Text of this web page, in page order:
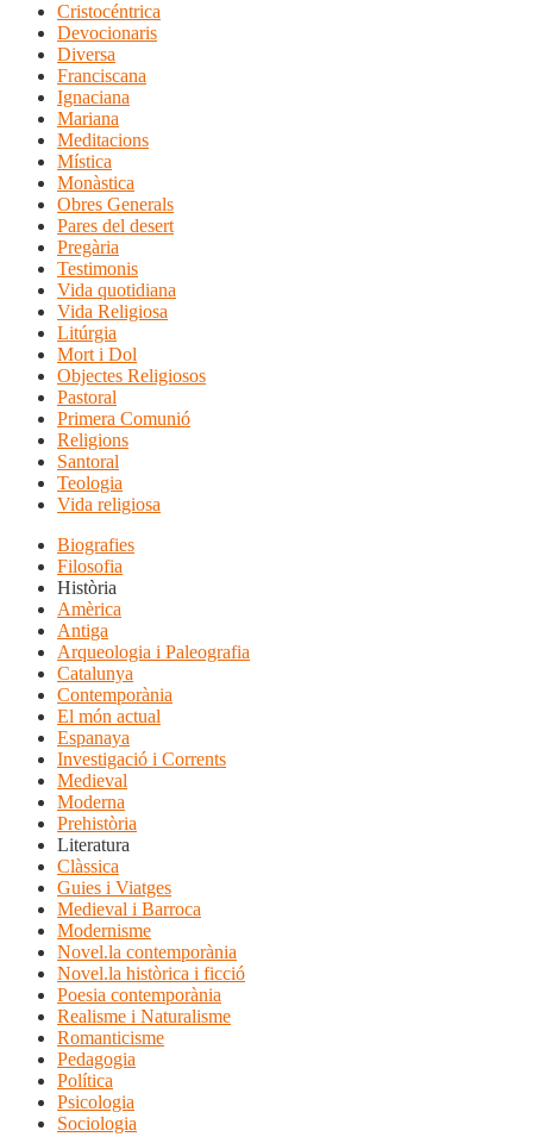
Cristocéntrica
Devocionaris
Diversa
Franciscana
Ignaciana
Mariana
Meditacions
Mística
Monàstica
Obres Generals
Pares del desert
Pregària
Testimonis
Vida quotidiana
Vida Religiosa
Litúrgia
Mort i Dol
Objectes Religiosos
Pastoral
Primera Comunió
Religions
Santoral
Teologia
Vida religiosa
Biografies
Filosofia
Història
Amèrica
Antiga
Arqueologia i Paleografia
Catalunya
Contemporània
El món actual
Espanaya
Investigació i Corrents
Medieval
Moderna
Prehistòria
Literatura
Clàssica
Guies i Viatges
Medieval i Barroca
Modernisme
Novel.la contemporània
Novel.la històrica i ficció
Poesia contemporània
Realisme i Naturalisme
Romanticisme
Pedagogia
Política
Psicologia
Sociologia